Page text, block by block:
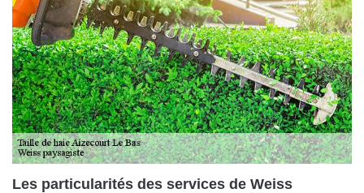
Les particularités des services de Weiss